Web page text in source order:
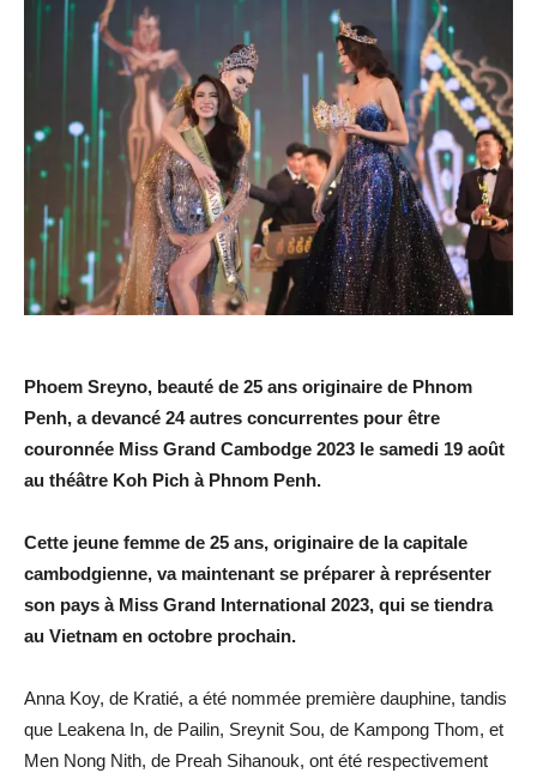
Phoem Sreyno, beauté de 25 ans originaire de Phnom
Penh, a devancé 24 autres concurrentes pour être
couronnée Miss Grand Cambodge 2023 le samedi 19 août
au théâtre Koh Pich à Phnom Penh.
Cette jeune femme de 25 ans, originaire de la capitale
cambodgienne, va maintenant se préparer à représenter
son pays à Miss Grand International 2023, qui se tiendra
au Vietnam en octobre prochain.
Anna Koy, de Kratié, a été nommée première dauphine, tandis
que Leakena In, de Pailin, Sreynit Sou, de Kampong Thom, et
Men Nong Nith, de Preah Sihanouk, ont été respectivement